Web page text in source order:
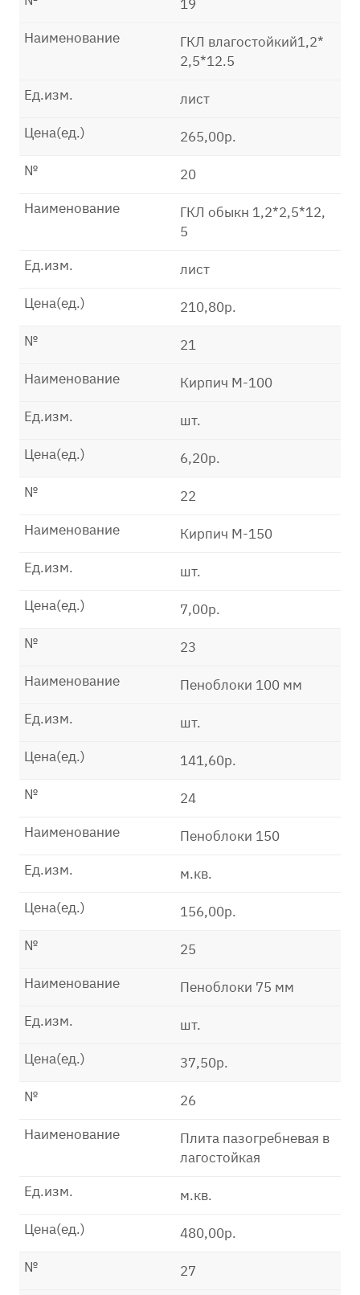
19
ГКЛ влагостойкий1,2*
2,5*12.5
Наименование
лист
Ед.изм.
265,00р.
Цена(ед.)
20
№
ГКЛ обыкн 1,2*2,5*12,
5
Наименование
лист
Ед.изм.
210,80р.
Цена(ед.)
21
№
Кирпич М-100
Наименование
шт.
Ед.изм.
6,20р.
Цена(ед.)
22
№
Кирпич М-150
Наименование
шт.
Ед.изм.
7,00р.
Цена(ед.)
23
№
Пеноблоки 100 мм
Наименование
шт.
Ед.изм.
141,60р.
Цена(ед.)
24
№
Пеноблоки 150
Наименование
м.кв.
Ед.изм.
156,00р.
Цена(ед.)
25
№
Пеноблоки 75 мм
Наименование
шт.
Ед.изм.
37,50р.
Цена(ед.)
26
№
Плита пазогребневая в
лагостойкая
Наименование
м.кв.
Ед.изм.
480,00р.
Цена(ед.)
27
№